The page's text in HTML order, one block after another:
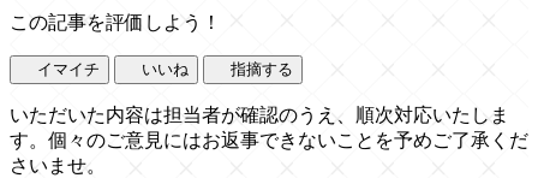
この記事を評価しよう！
イマイチ いいね 指摘する
いただいた内容は担当者が確認のうえ、順次対応いたしま
す。個々のご意見にはお返事できないことを予めご了承くだ
さいませ。